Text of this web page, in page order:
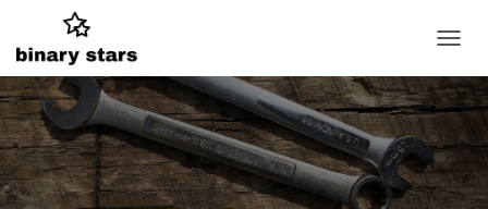
A
V
I
T
I